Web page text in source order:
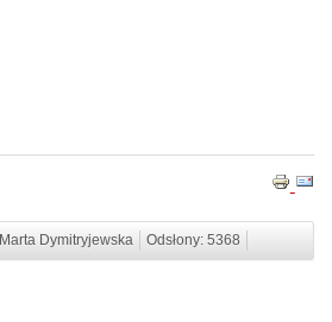
Marta Dymitryjewska Odsłony: 5368